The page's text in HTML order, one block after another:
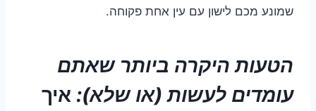
שמונע מכם לישון עם עין אחת פקוחה.
הטעות היקרה ביותר שאתם
עומדים לעשות (או שלא): איך